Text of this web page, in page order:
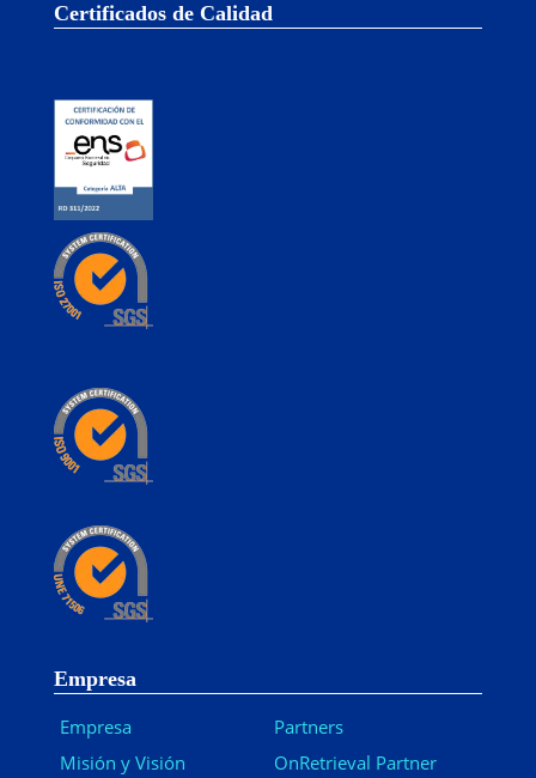
Certificados de Calidad
Empresa
Empresa
Misión y Visión
Partners
OnRetrieval Partner